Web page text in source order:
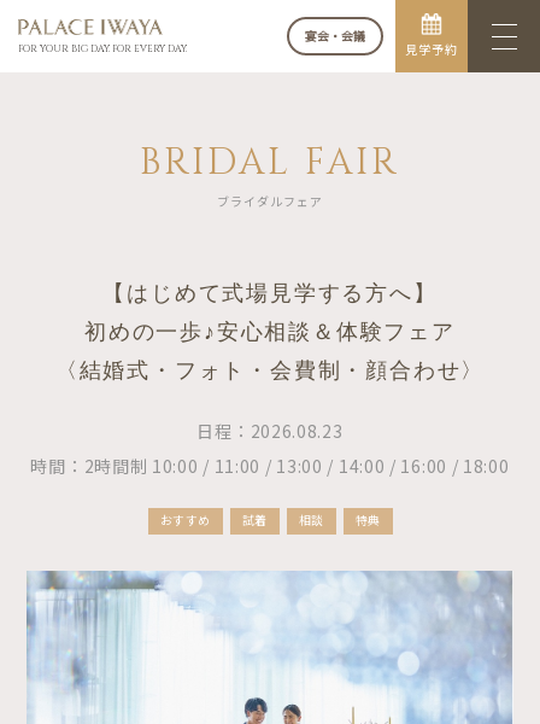
FOR YOUR BIG DAY. FOR EVERY DAY.
宴会・会議
見学予約
BRIDAL FAIR
ブライダルフェア
【はじめて式場見学する方へ】
初めの一歩♪安心相談＆体験フェア
〈結婚式・フォト・会費制・顔合わせ〉
日程：2026.08.23
時間：2時間制 10:00 / 11:00 / 13:00 / 14:00 / 16:00 / 18:00
おすすめ 試着 相談 特典